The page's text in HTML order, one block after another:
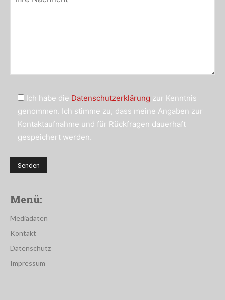
Ich habe die Datenschutzerklärung zur Kenntnis
genommen. Ich stimme zu, dass meine Angaben zur
Kontaktaufnahme und für Rückfragen dauerhaft
gespeichert werden.
Menü:
Mediadaten
Kontakt
Datenschutz
Impressum